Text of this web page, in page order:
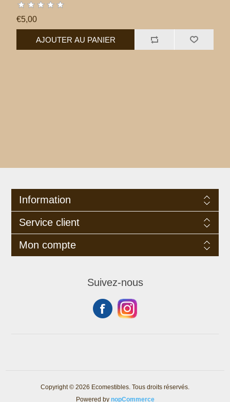
€5,00
Information
Service client
Mon compte
Suivez-nous
Copyright © 2026 Ecomestibles. Tous droits réservés.
Powered by nopCommerce